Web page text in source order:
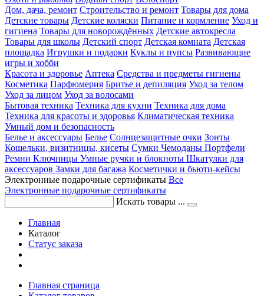
Дом, дача, ремонт Строительство и ремонт Товары для дома
Детские товары Детские коляски Питание и кормление Уход и
гигиена Товары для новорождённых Детские автокресла
Товары для школы Детский спорт Детская комната Детская
площадка Игрушки и подарки Куклы и пупсы Развивающие
игры и хобби
Красота и здоровье Аптека Средства и предметы гигиены
Косметика Парфюмерия Бритье и депиляция Уход за телом
Уход за лицом Уход за волосами
Бытовая техника Техника для кухни Техника для дома
Техника для красоты и здоровья Климатическая техника
Умный дом и безопасность
Белье и аксессуары Белье Солнцезащитные очки Зонты
Кошельки, визитницы, кисеты Сумки Чемоданы Портфели
Ремни Ключницы Умные ручки и блокноты Шкатулки для
аксессуаров Замки для багажа Косметички и бьюти-кейсы
Электронные подарочные сертификаты Все
Электронные подарочные сертификаты
Искать товары ...
Главная
Каталог
Статус заказа
Главная страница